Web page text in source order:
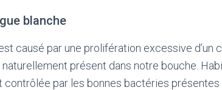
blanche
causé par une prolifération excessive d’un
présent dans notre bouche.
par les bonnes bactéries présentes